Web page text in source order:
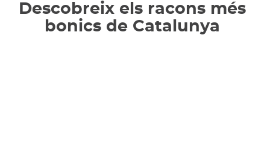
Descobreix els racons més
bonics de Catalunya